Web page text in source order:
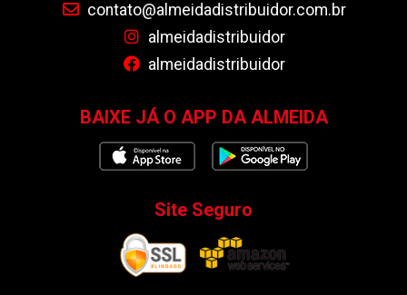
contato@almeidadistribuidor.com.br
almeidadistribuidor
almeidadistribuidor
BAIXE JÁ O APP DA ALMEIDA
Site Seguro